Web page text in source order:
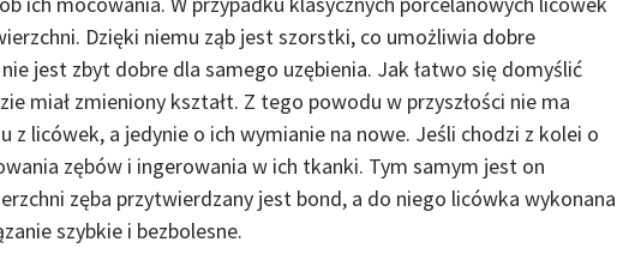
Dzięki niemu ząb jest szorstki, co umożliwia dobre
jest zbyt dobre dla samego uzębienia. Jak łatwo się domyślić
miał zmieniony kształt. Z tego powodu w przyszłości nie ma
z licówek, a jedynie o ich wymianie na nowe. Jeśli chodzi z kolei o
zębów i ingerowania w ich tkanki. Tym samym jest on
zęba przytwierdzany jest bond, a do niego licówka wykonana
szybkie i bezbolesne.